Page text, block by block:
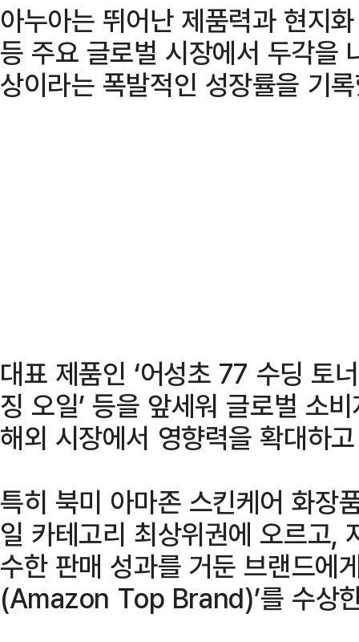
아누아는 뛰어난 제품력과 현지
등 주요 글로벌 시장에서 두각
상이라는 폭발적인 성장률을 기
대표 제품인 ‘어성초 77 수딩 토
징 오일’ 등을 앞세워 글로벌 소
해외 시장에서 영향력을 확대하
특히 북미 아마존 스킨케어 화장
일 카테고리 최상위권에 오르고,
수한 판매 성과를 거둔 브랜드에
(Amazon Top Brand)’를 수상